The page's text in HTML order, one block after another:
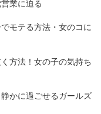
業に迫る
モテる方法・女のコに
方法！女の子の気持ち
かに過ごせるガールズ